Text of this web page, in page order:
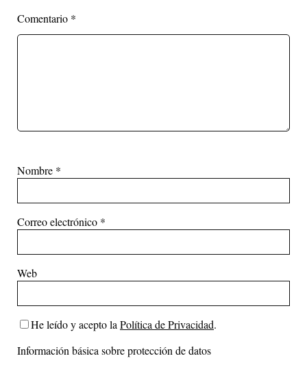
Comentario *
Nombre *
Correo electrónico *
Web
He leído y acepto la Política de Privacidad.
Información básica sobre protección de datos